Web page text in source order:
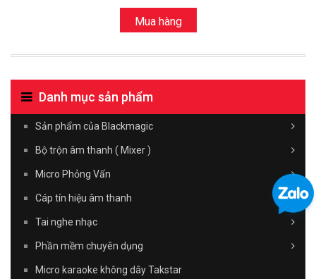
Mua hàng
Danh mục sản phẩm
Sản phẩm của Blackmagic
Bộ trộn âm thanh ( Mixer )
Micro Phỏng Vấn
Cáp tín hiệu âm thanh
Tai nghe nhạc
Phần mềm chuyên dụng
Micro karaoke không dây Takstar